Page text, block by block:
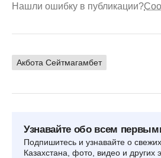
Нашли ошибку в публикации?
Акбота Сейтмагамбет
Узнавайте обо всем
Подпишитесь и узнавайте о
Казахстана, фото, видео и других